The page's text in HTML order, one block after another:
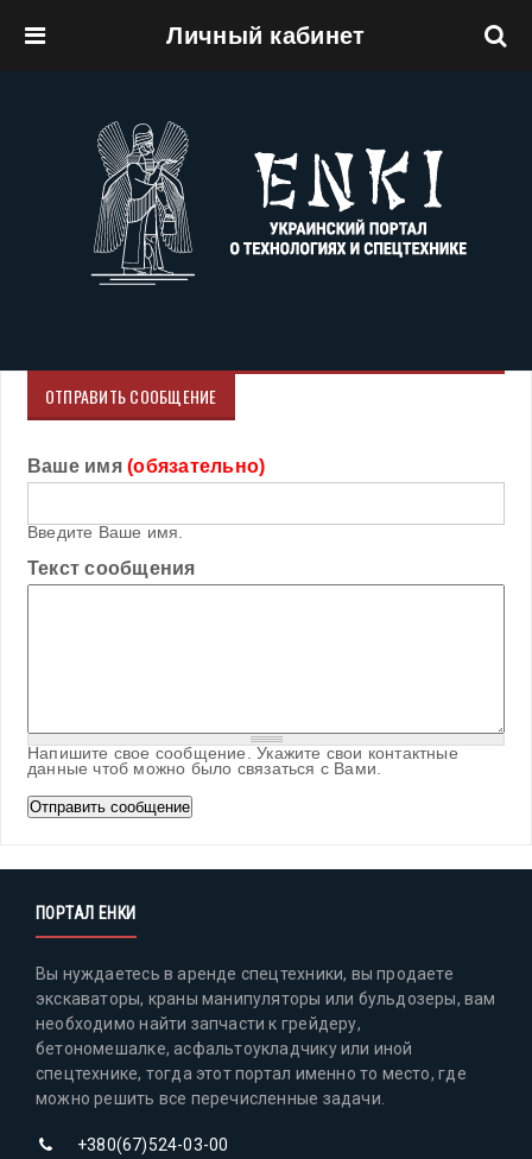
Личный кабинет
ОТПРАВИТЬ СООБЩЕНИЕ
Ваше имя(обязательно)
Введите Ваше имя.
Текст сообщения
Напишите свое сообщение. Укажите свои контактные
данные чтоб можно было связаться с Вами.
ПОРТАЛ ЕНКИ
Вы нуждаетесь в аренде спецтехники, вы продаете
экскаваторы, краны манипуляторы или бульдозеры, вам
необходимо найти запчасти к грейдеру,
бетономешалке, асфальтоукладчику или иной
спецтехнике, тогда этот портал именно то место, где
можно решить все перечисленные задачи.
+380(67)524-03-00